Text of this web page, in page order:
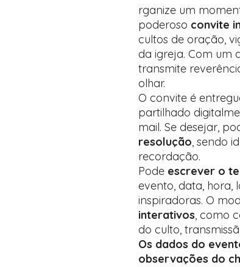
rganize um
poderoso convite
cultos de oração,
da igreja. Com um
transmite
olhar.
O convite é
partilhado
mail. Se desejar,
resolução, sendo
recordação.
Pode escrever o
evento, data, hora,
inspiradoras. O
interativos, como
do culto,
Os dados do
observações do